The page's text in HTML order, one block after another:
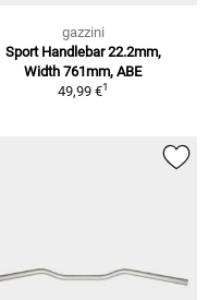
gazzini
Sport Handlebar 22.2mm,
Width 761mm, ABE
49,99 €1